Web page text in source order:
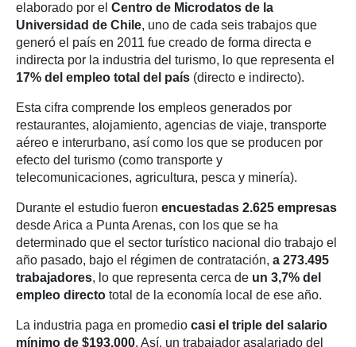
elaborado por el Centro de Microdatos de la
Universidad de Chile, uno de cada seis trabajos que
generó el país en 2011 fue creado de forma directa e
indirecta por la industria del turismo, lo que representa el
17% del empleo total del país (directo e indirecto).
Esta cifra comprende los empleos generados por
restaurantes, alojamiento, agencias de viaje, transporte
aéreo e interurbano, así como los que se producen por
efecto del turismo (como transporte y
telecomunicaciones, agricultura, pesca y minería).
Durante el estudio fueron encuestadas 2.625 empresas
desde Arica a Punta Arenas, con los que se ha
determinado que el sector turístico nacional dio trabajo el
año pasado, bajo el régimen de contratación, a 273.495
trabajadores, lo que representa cerca de un 3,7% del
empleo directo total de la economía local de ese año.
La industria paga en promedio casi el triple del salario
mínimo de $193.000. Así, un trabajador asalariado del